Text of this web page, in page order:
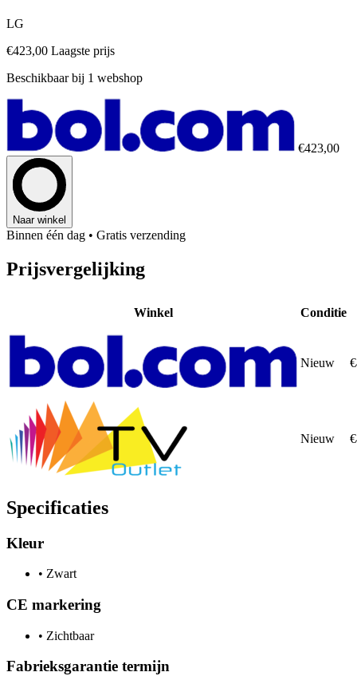
LG
€423,00 Laagste prijs
Beschikbaar bij 1 webshop
€423,00
Naar winkel
Binnen één dag • Gratis verzending
Prijsvergelijking
Winkel Conditie
Nieuw
Nieuw
Specificaties
Kleur
• Zwart
CE markering
• Zichtbaar
Fabrieksgarantie termijn